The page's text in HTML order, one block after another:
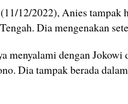
12/2022), Anies tampak
Dia mengenakan
menyalami dengan Jokowi
Dia tampak berada